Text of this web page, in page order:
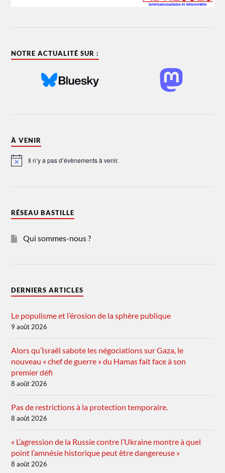
NOTRE ACTUALITÉ SUR :
À VENIR
Notice Il n’y a pas d’évènements à venir.
RÉSEAU BASTILLE
Qui sommes-nous ?
DERNIERS ARTICLES
Le populisme et l’érosion de la sphère publique
9 août 2026
Alors qu’Israël sabote les négociations sur Gaza, le
nouveau « chef de guerre » du Hamas fait face à son
premier défi
8 août 2026
Pas de restrictions à la protection temporaire.
8 août 2026
« L’agression de la Russie contre l’Ukraine montre à quel
point l’amnésie historique peut être dangereuse »
8 août 2026